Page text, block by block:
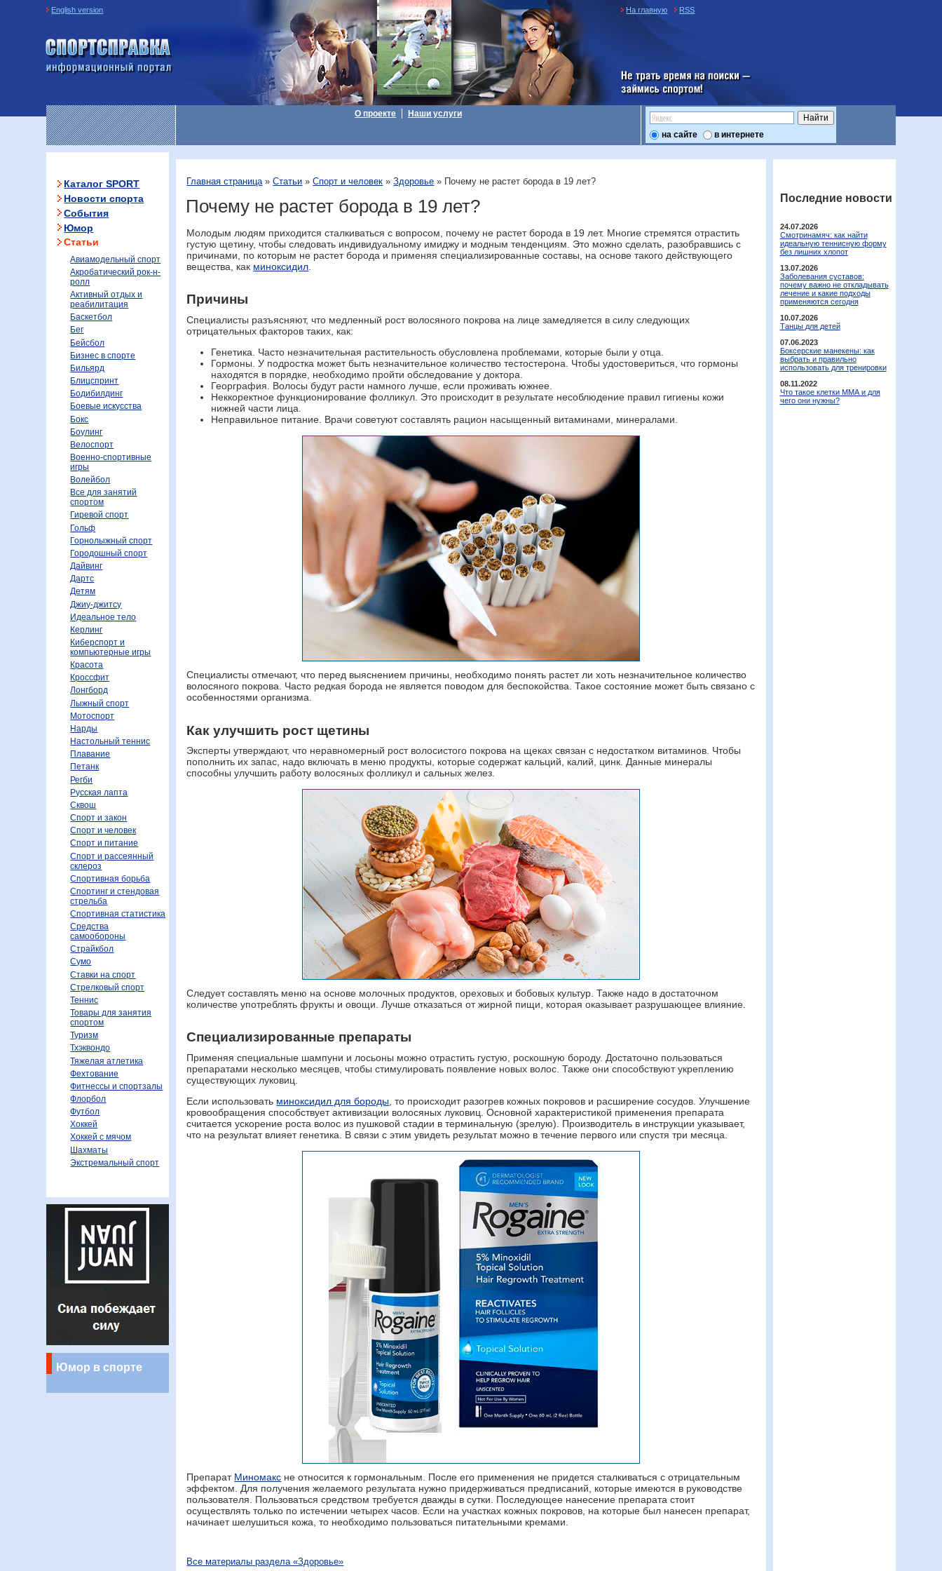
English version
Не трать время на поиски —
займись спортом
На главную RSS
О проекте Наши услуги
на сайте в интернете
Главная страница»Статьи »Спорт и человек »Здоровье » Почему не растет борода в 19 лет?
Почему не растет борода в 19 лет?
Молодым людям приходится сталкиваться с вопросом, почему не растет борода в 19 лет. Многие стремятся отрастить
густую щетину, чтобы следовать индивидуальному имиджу и модным тенденциям. Это можно сделать, разобравшись с
причинами, по которым не растет борода и применяя специализированные составы, на основе такого действующего
вещества, как миноксидил
Причины
Специалисты разъясняют, что медленный рост волосяного покрова на лице замедляется в силу следующих
отрицательных факторов таких, как:
Генетика. Часто незначительная растительность обусловлена проблемами, которые были у отца.
Гормоны. У подростка может быть незначительное количество тестостерона. Чтобы удостовериться, что гормоны
находятся в порядке, необходимо пройти обследование у доктора.
Георграфия. Волосы будут расти намного лучше, если проживать южнее.
Неккоректное функционирование фолликул. Это происходит в результате несоблюдение правил гигиены кожи
нижней части лица.
Неправильное питание. Врачи советуют составлять рацион насыщенный витаминами, минералами.
Специалисты отмечают, что перед выяснением причины, необходимо понять растет ли хоть незначительное количество
волосяного покрова. Часто редкая борода не является поводом для беспокойства. Такое состояние может быть связано с
особенностями организма.
Как улучшить рост щетины
Эксперты утверждают, что неравномерный рост волосистого покрова на щеках связан с недостатком витаминов. Чтобы
пополнить их запас, надо включать в меню продукты, которые содержат кальций, калий, цинк. Данные минералы
способны улучшить работу волосяных фолликул и сальных желез.
Следует составлять меню на основе молочных продуктов, ореховых и бобовых культур. Также надо в достаточном
количестве употреблять фрукты и овощи. Лучше отказаться от жирной пищи, которая оказывает разрушающее влияние.
Специализированные препараты
Применяя специальные шампуни и лосьоны можно отрастить густую, роскошную бороду. Достаточно пользоваться
препаратами несколько месяцев, чтобы стимулировать появление новых волос. Также они способствуют укреплению
существующих луковиц.
Если использовать миноксидил для бороды, то происходит разогрев кожных покровов и расширение сосудов. Улучшение
кровообращения способствует активизации волосяных луковиц. Основной характеристикой применения препарата
считается ускорение роста волос из пушковой стадии в терминальную (зрелую). Производитель в инструкции указывает,
что на результат влияет генетика. В связи с этим увидеть результат можно в течение первого или спустя три месяца.
Препарат Миномакс не относится к гормональным. После его применения не придется сталкиваться с отрицательным
эффектом. Для получения желаемого результата нужно придерживаться предписаний, которые имеются в руководстве
пользователя. Пользоваться средством требуется дважды в сутки. Последующее нанесение препарата стоит
осуществлять только по истечении четырех часов. Если на участках кожных покровов, на которые был нанесен препарат,
начинает шелушиться кожа, то необходимо пользоваться питательными кремами.
Все материалы раздела «Здоровье»
Последние новости
24.07.2026
Смотринамяч: как найти
идеальную теннисную форму
без лишних хлопот
13.07.2026
Заболевания суставов:
почему важно не откладывать
лечение и какие подходы
применяются сегодня
10.07.2026
Танцы для детей
07.06.2023
Боксерские манекены: как
выбрать и правильно
использовать для тренировки
08.11.2022
Что такое клетки ММА и для
чего они нужны?
Каталог SPORT
Новости спорта
События
Юмор
Статьи
Авиамодельный спорт
Акробатический рок-н-
ролл
Активный отдых и
реабилитация
Баскетбол
Бег
Бейсбол
Бизнес в спорте
Бильярд
Блицспринт
Бодибилдинг
Боевые искусства
Бокс
Боулинг
Велоспорт
Военно-спортивные
игры
Волейбол
Все для занятий
спортом
Гиревой спорт
Гольф
Горнолыжный спорт
Городошный спорт
Дайвинг
Дартс
Детям
Джиу-джитсу
Идеальное тело
Керлинг
Киберспорт и
компьютерные игры
Красота
Кроссфит
Лонгборд
Лыжный спорт
Мотоспорт
Нарды
Настольный теннис
Плавание
Петанк
Регби
Русская лапта
Сквош
Спорт и закон
Спорт и человек
Спорт и питание
Спорт и рассеянный
склероз
Спортивная борьба
Спортинг и стендовая
стрельба
Спортивная статистика
Средства
самообороны
Страйкбол
Сумо
Ставки на спорт
Стрелковый спорт
Теннис
Товары для занятия
спортом
Туризм
Тхэквондо
Тяжелая атлетика
Фехтование
Фитнессы и спортзалы
Флорбол
Футбол
Хоккей
Хоккей с мячом
Шахматы
Экстремальный спорт
Юмор в спорте